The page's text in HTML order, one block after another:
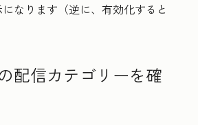
なります（逆に、有効化すると
配信カテゴリーを確